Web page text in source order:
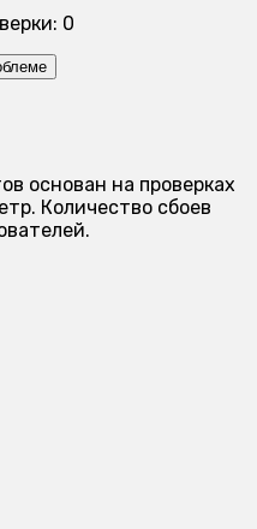
0
основан на проверках
Количество сбоев